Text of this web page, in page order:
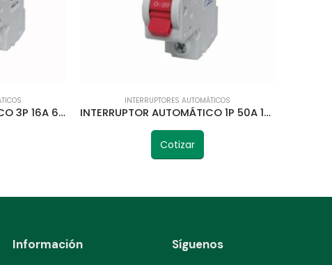
INTERRUPTOR AUTOMÁTICO 3P 16A 6KA CURVA C STECK
INTERRUPTORES AUTOMÁTICOS
INTERRUPTOR AUTOMÁTICO 1P 50A 10KA CURVA C STECK
Cotizar
Información Síguenos